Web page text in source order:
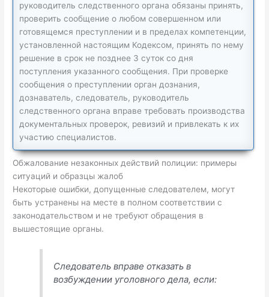
руководитель следственного органа обязаны принять,
проверить сообщение о любом совершенном или
готовящемся преступлении и в пределах компетенции,
установленной настоящим Кодексом, принять по нему
решение в срок не позднее 3 суток со дня
поступления указанного сообщения. При проверке
сообщения о преступлении орган дознания,
дознаватель, следователь, руководитель
следственного органа вправе требовать производства
документальных проверок, ревизий и привлекать к их
участию специалистов.
Обжалование незаконных действий полиции: примеры
ситуаций и образцы жалоб
Некоторые ошибки, допущенные следователем, могут
быть устранены на месте в полном соответствии с
законодательством и не требуют обращения в
вышестоящие органы.
Следователь вправе отказать в
возбуждении уголовного дела, если: